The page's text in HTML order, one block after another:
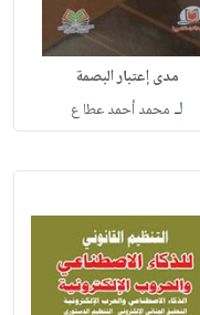
مدى إعتبار البصمة
لـ محمد أحمد عطا ع